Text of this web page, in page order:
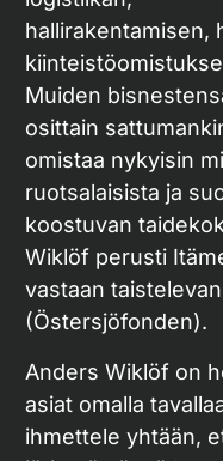
hallirakentamisen,
Muiden
osittain
omistaa nykyisin
ruotsalaisista ja
koostuvan
Wiklöf perusti
vastaan taistelevan
(Östersjöfonden).
Anders Wiklöf on
asiat omalla
ihmettele yhtään,